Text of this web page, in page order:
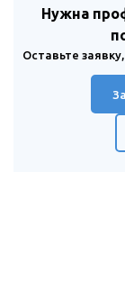
Нужна
Оставьте